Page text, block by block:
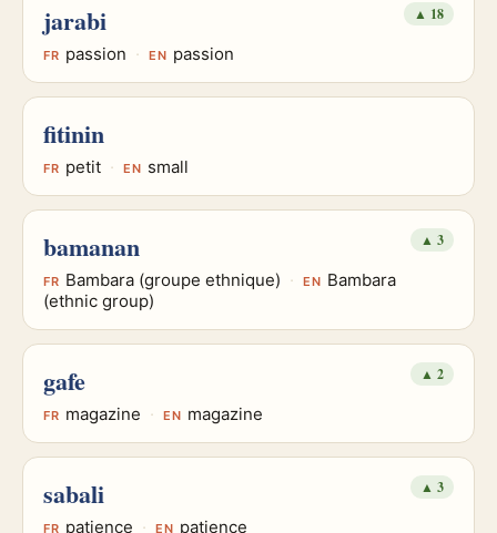
jarabi ▲ 18
FR passion · EN passion
fitinin
FR petit · EN small
bamanan ▲ 3
FR Bambara (groupe ethnique) · EN Bambara
(ethnic group)
gafe ▲ 2
FR magazine · EN magazine
sabali ▲ 3
FR patience · EN patience